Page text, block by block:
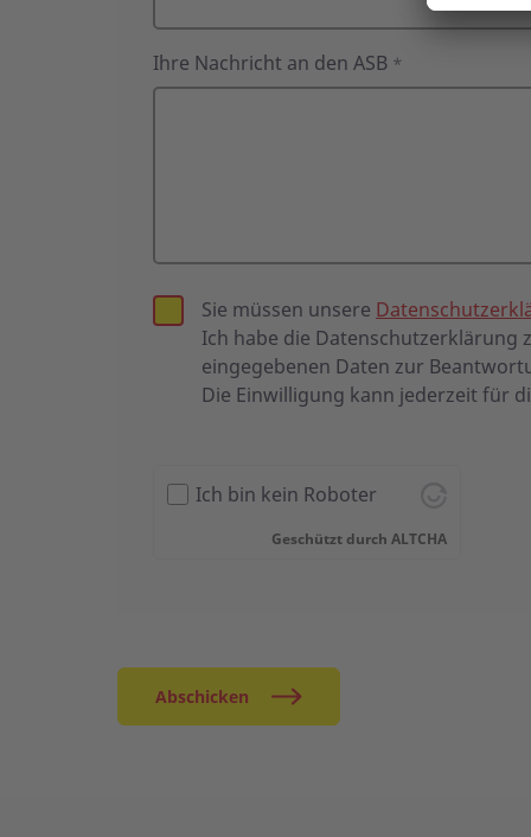
Ihre Nachricht an den ASB *
Sie müssen unsere
Ich habe die Datenschutzerklärung
eingegebenen Daten zur
Die Einwilligung kann jederzeit für
Ich bin kein Roboter
Geschützt durch ALTCHA
Abschicken